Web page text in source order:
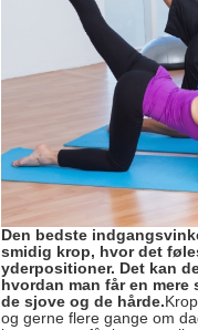
Den bedste
smidig krop, hvor det
yderpositioner. Det kan
hvordan man får en
de sjove og de hårde.
og gerne flere gange om